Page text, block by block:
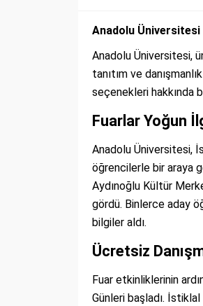
Anadolu Üniversitesi
Anadolu Üniversitesi,
tanıtım ve
seçenekleri hakkında
Fuarlar Yoğun
Anadolu Üniversitesi,
öğrencilerle bir araya
Aydınoğlu Kültür
gördü. Binlerce aday
bilgiler aldı.
Ücretsiz
Fuar etkinliklerinin
Günleri başladı.